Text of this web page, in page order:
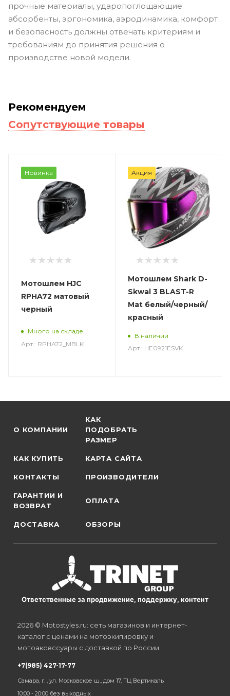
прочные материалы, ударопоглощающие
абсорбенты, эргономика, аэродинамика, комфорт
и безопасность должны отвечать критериям и
требованиям до принятия решения о
производстве новой модели.
Рекомендуем
Сопутствующие товары
Новинка
Мотошлем HJC
RPHA72 матовый
черный
Много на складе
Арт.: RPHA72_MBLK
Акция
Мотошлем Shark D-
Skwal 3 BLAST-R
Mat белый/черный/
красный
В наличии
Арт.: HE0921ESVK
О КОМПАНИИ
КАК
ПОДОБРАТЬ
РАЗМЕР
КАК КУПИТЬ КАРТА САЙТА
КОНТАКТЫ ПРОИЗВОДИТЕЛИ
ГАРАНТИИ И
ВОЗВРАТ
ОПЛАТА
ДОСТАВКА ОБЗОРЫ
Ответственные за продвижение, поддержку, контент
2026 © Motostyles.ru: сеть магазинов и интернет-
каталог с ценами на мотоэкипировку и
мотоаксессуары с доставкой по России.
+7(985) 427-17-77
Самара, г. , ул. Московское ш., дом 17, ТЦ Вертикаль
10:00 - 20:00 без выходных